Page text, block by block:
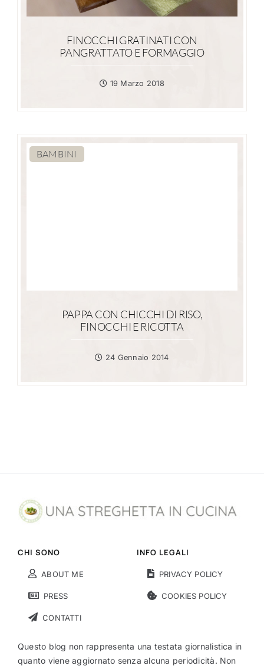
FINOCCHI GRATINATI CON
PANGRATTATO E FORMAGGIO
19 Marzo 2018
BAMBINI
PAPPA CON CHICCHI DI RISO,
FINOCCHI E RICOTTA
24 Gennaio 2014
CHI SONO
ABOUT ME
PRESS
CONTATTI
INFO LEGALI
PRIVACY POLICY
COOKIES POLICY
Questo blog non rappresenta una testata giornalistica in
quanto viene aggiornato senza alcuna periodicità. Non